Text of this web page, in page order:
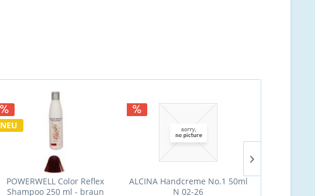
NEU
POWERWELL Color Reflex
Shampoo 250 ml - braun
ALCINA Handcreme No.1 50ml
N 02-26